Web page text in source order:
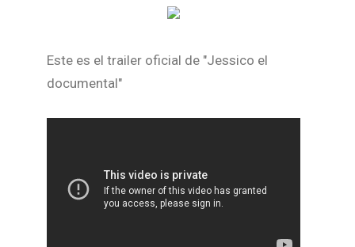
Este es el trailer oficial de "Jessico el
documental"